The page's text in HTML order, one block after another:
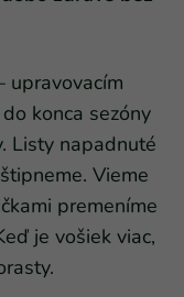
upravovacím
konca sezóny
Listy napadnuté
Vieme
premeníme
je vošiek viac,